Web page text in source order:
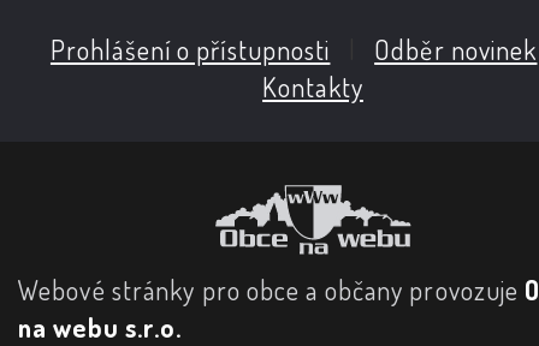
Prohlášení o přístupnosti Odběr novinek
Kontakty
Webové stránky pro obce a občany provozuje
na webu s.r.o.